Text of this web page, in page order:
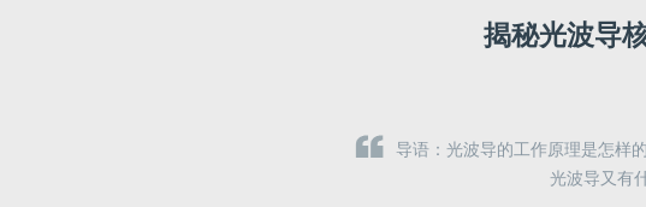
揭秘光波导
导语：光波导的工作原理是怎样
光波导又有